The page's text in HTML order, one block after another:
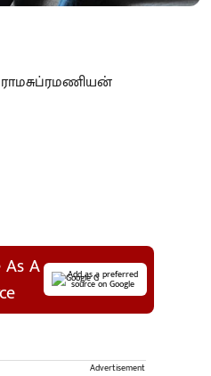
A
Add as a preferred
source on Google
Advertisement